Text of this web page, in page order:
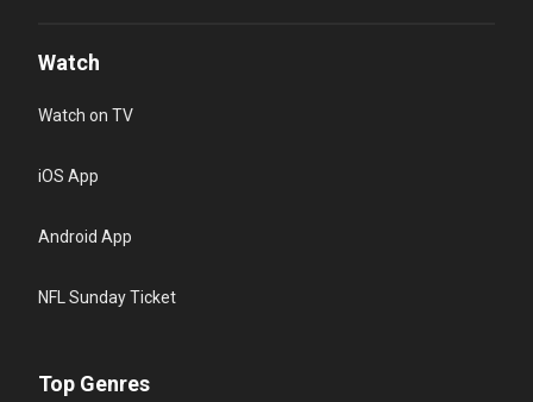
Watch
Watch on TV
iOS App
Android App
NFL Sunday Ticket
Top Genres